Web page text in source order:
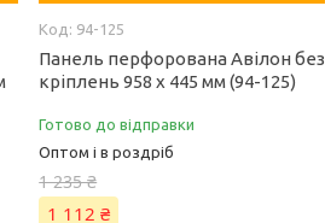
94-125
Панель перфорована Авілон без
кріплень 958 х 445 мм (94-125)
Готово до відправки
Оптом і в роздріб
1 235 ₴
1 112 ₴